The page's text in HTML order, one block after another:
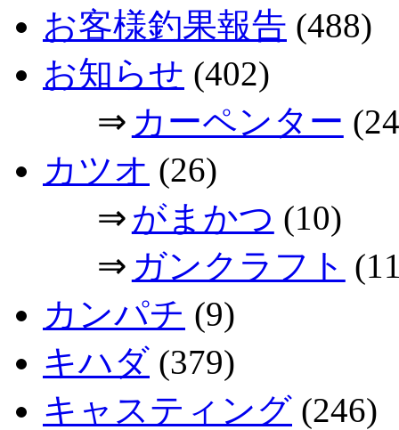
お客様釣果報告 (488)
お知らせ (402)
⇒ カーペンター
カツオ (26)
⇒ がまかつ (10)
⇒ ガンクラフト
カンパチ (9)
キハダ (379)
キャスティング (246)